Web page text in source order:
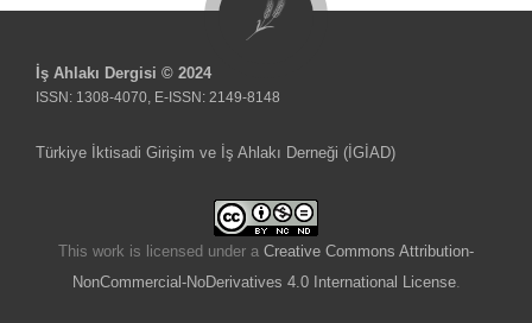
İş Ahlakı Dergisi © 2024
ISSN: 1308-4070, E-ISSN: 2149-8148
Türkiye İktisadi Girişim ve İş Ahlakı Derneği (İGİAD)
This work is licensed under a Creative Commons Attribution-
NonCommercial-NoDerivatives 4.0 International License.